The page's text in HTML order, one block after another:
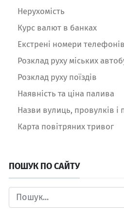
Нерухомість
Курс валют в банках
Екстрені номери телефонів
Розклад руху міських
Розклад руху поїздів
Наявність та ціна палива
Назви вулиць, провулків і
Карта повітряних тривог
ПОШУК ПО САЙТУ